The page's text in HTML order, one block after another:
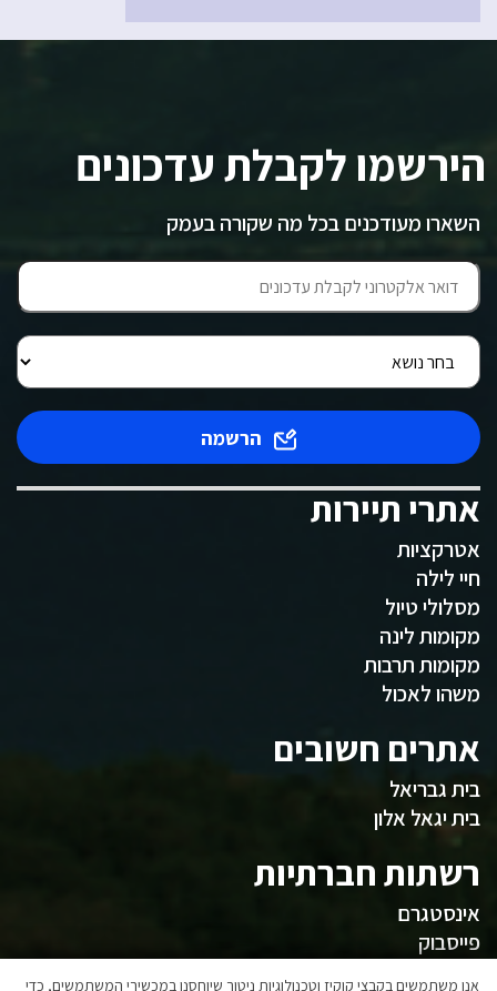
הירשמו לקבלת עדכונים
השארו מעודכנים בכל מה שקורה בעמק
הרשמה
אתרי תיירות
אטרקציות
חיי לילה
מסלולי טיול
מקומות לינה
מקומות תרבות
משהו לאכול
אתרים חשובים
בית גבריאל
בית יגאל אלון
רשתות חברתיות
אינסטגרם
פייסבוק
אנו משתמשים בקבצי קוקיז וטכנולוגיות ניטור שיוחסנו במכשירי המשתמשים, כדי